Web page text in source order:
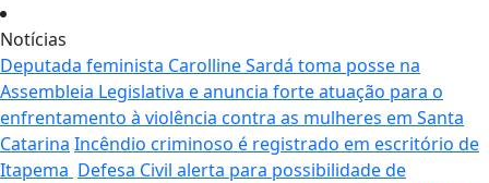
Notícias
Deputada feminista Carolline Sardá toma posse na
Assembleia Legislativa e anuncia forte atuação para o
enfrentamento à violência contra as mulheres em Santa
Catarina Incêndio criminoso é registrado em escritório de
Itapema Defesa Civil alerta para possibilidade de